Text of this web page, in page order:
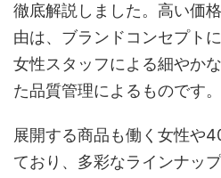
徹底解説しました。高い価
由は、ブランドコンセプト
女性スタッフによる細やか
た品質管理によるものです。
展開する商品も働く女性や
ており、多彩なラインナッ